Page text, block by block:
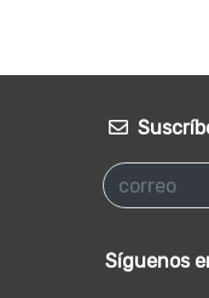
Síguenos